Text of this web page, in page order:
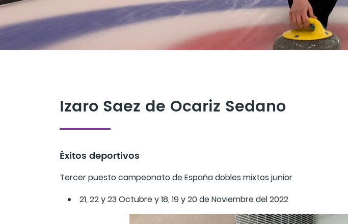
Izaro Saez de Ocariz Sedano
Éxitos deportivos
Tercer puesto campeonato de España dobles mixtos junior
21, 22 y 23 Octubre y 18, 19 y 20 de Noviembre del 2022